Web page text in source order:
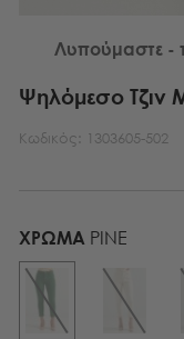
Λυπούμαστε -
Ψηλόμεσο Τζιν
Κωδικός: 1303605-502
ΧΡΏΜΑ PINE